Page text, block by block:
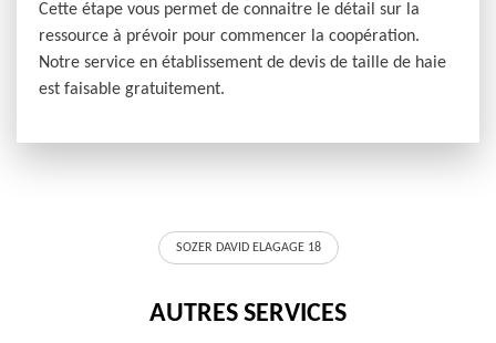
Cette étape vous permet de connaitre le détail sur la
ressource à prévoir pour commencer la coopération.
Notre service en établissement de devis de taille de haie
est faisable gratuitement.
SOZER DAVID ELAGAGE 18
AUTRES SERVICES